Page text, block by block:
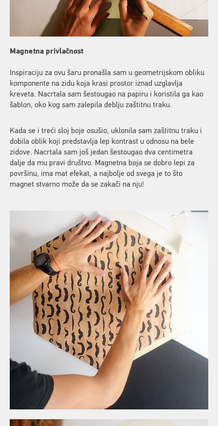
Magnetna privlačnost
Inspiraciju za ovu šaru pronašla sam u geometrijskom obliku
komponente na zidu koja krasi prostor iznad uzglavlja
kreveta. Nacrtala sam šestougao na papiru i koristila ga kao
šablon, oko kog sam zalepila deblju zaštitnu traku.
Kada se i treći sloj boje osušio, uklonila sam zaštitnu traku i
dobila oblik koji predstavlja lep kontrast u odnosu na bele
zidove. Nacrtala sam još jedan šestougao dva centimetra
dalje da mu pravi društvo. Magnetna boja se dobro lepi za
površinu, ima mat efekat, a najbolje od svega je to što
magnet stvarno može da se zakači na nju!